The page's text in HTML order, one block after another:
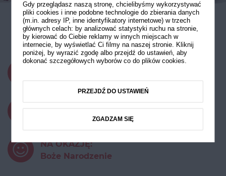
Świąteczny makowiec
CZAS PRZYGOTOWANIA:
NA OKAZJĘ:
Boże Narodzenie
Gdy przeglądasz naszą stronę, chcielibyśmy wykorzystywać
pliki cookies i inne podobne technologie do zbierania danych
(m.in. adresy IP, inne identyfikatory internetowe) w trzech
głównych celach: by analizować statystyki ruchu na stronie,
by kierować do Ciebie reklamy w innych miejscach w
internecie, by wyświetlać Ci filmy na naszej stronie. Kliknij
poniżej, by wyrazić zgodę albo przejdź do ustawień, aby
dokonać szczegółowych wyborów co do plików cookies.
PRZEJDŹ DO USTAWIEŃ
ZGADZAM SIĘ